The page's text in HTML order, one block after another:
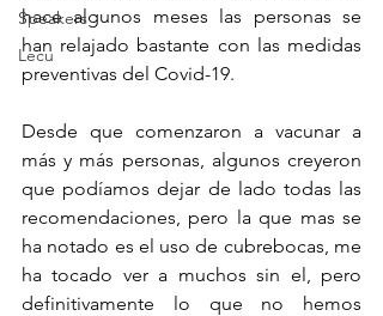
Speakers
Lecu
hace algunos meses las personas se
han relajado bastante con las medidas
preventivas del Covid-19.
Desde que comenzaron a vacunar a
más y más personas, algunos creyeron
que podíamos dejar de lado todas las
recomendaciones, pero la que mas se
ha notado es el uso de cubrebocas, me
ha tocado ver a muchos sin el, pero
definitivamente lo que no hemos